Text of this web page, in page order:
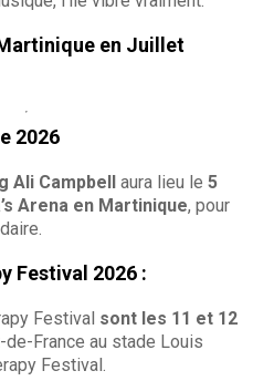
en Juillet
2026
Ali Campbell aura lieu le 5
Arena en Martinique, pour
Festival 2026 :
Festival sont les 11 et 12
France au stade Louis
Festival.